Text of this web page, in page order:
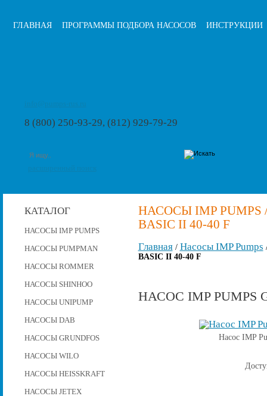
ГЛАВНАЯ ПРОГРАММЫ ПОДБОРА НАСОСОВ ИНСТРУКЦИИ
8 (800) 250-93-29, (812) 929-79-29
КАТАЛОГ
НАСОСЫ IMP PUMPS
НАСОСЫ PUMPMAN
НАСОСЫ ROMMER
НАСОСЫ SHINHOO
НАСОСЫ UNIPUMP
НАСОСЫ DAB
НАСОСЫ GRUNDFOS
НАСОСЫ WILO
НАСОСЫ HEISSKRAFT
НАСОСЫ JETEX
НАСОСЫ IMP PUMPS
BASIC II 40-40 F
Главная/ Насосы IMP Pumps
BASIC II 40-40 F
НАСОС IMP PUMPS
Насос IMP